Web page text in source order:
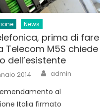
News
prima di fare
Telecom M5S chiede
dell’esistente
2014 Author
admin
al
Italia firmato